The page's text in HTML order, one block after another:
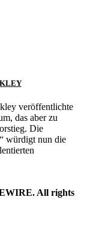
veröffentlichte
das aber zu
Die
würdigt nun die
All rights